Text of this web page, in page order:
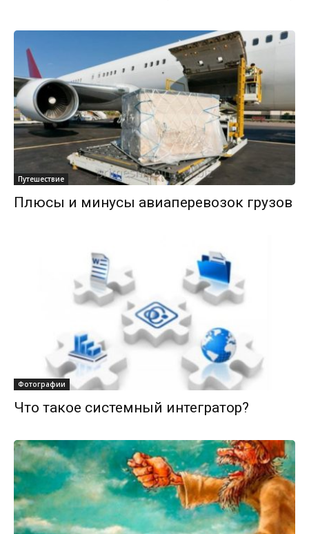
Путешествие
Плюсы и минусы авиаперевозок грузов
Фотографии
Что такое системный интегратор?